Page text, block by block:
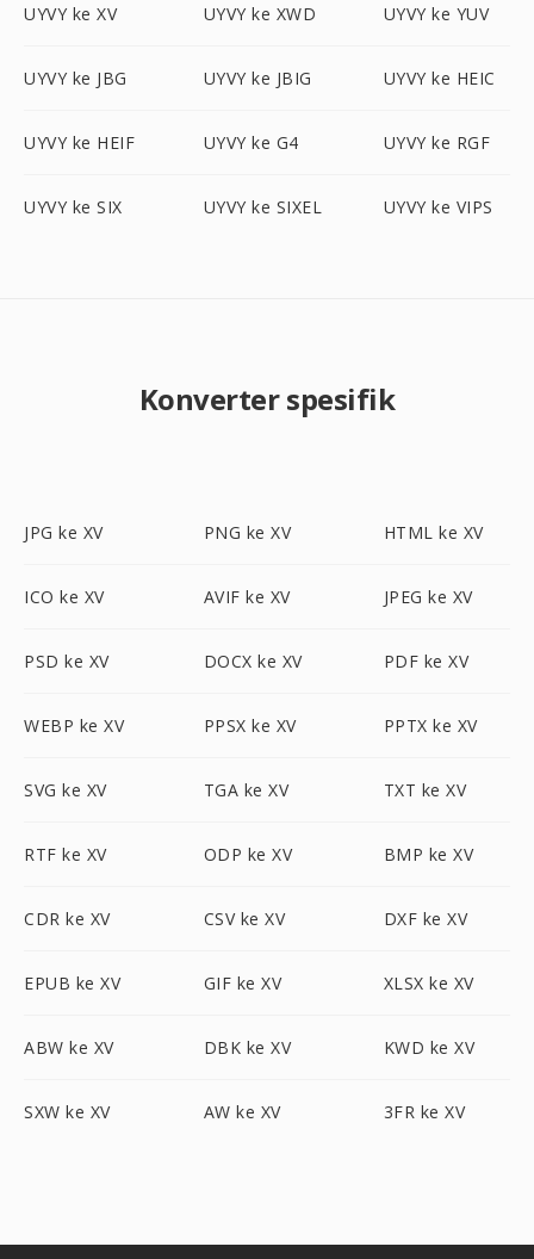
UYVY ke XV UYVY ke XWD UYVY ke YUV
UYVY ke JBG UYVY ke JBIG UYVY ke HEIC
UYVY ke HEIF UYVY ke G4 UYVY ke RGF
UYVY ke SIX UYVY ke SIXEL UYVY ke VIPS
Konverter spesifik
JPG ke XV PNG ke XV HTML ke XV
ICO ke XV AVIF ke XV JPEG ke XV
PSD ke XV DOCX ke XV PDF ke XV
WEBP ke XV PPSX ke XV PPTX ke XV
SVG ke XV TGA ke XV TXT ke XV
RTF ke XV ODP ke XV BMP ke XV
CDR ke XV CSV ke XV DXF ke XV
EPUB ke XV GIF ke XV XLSX ke XV
ABW ke XV DBK ke XV KWD ke XV
SXW ke XV AW ke XV 3FR ke XV